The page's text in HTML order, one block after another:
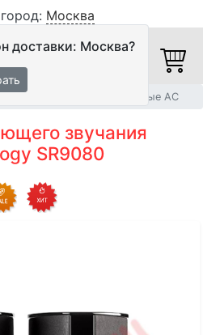
Москва
доставки: Москва?
Дипольные и бипольные АС
звучания
SR9080